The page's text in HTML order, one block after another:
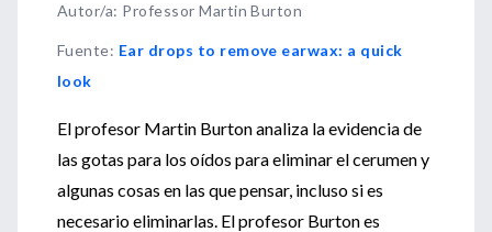
Autor/a: Professor Martin Burton
Fuente: Ear drops to remove earwax: a quick
look
El profesor Martin Burton analiza la evidencia de
las gotas para los oídos para eliminar el cerumen y
algunas cosas en las que pensar, incluso si es
necesario eliminarlas. El profesor Burton es